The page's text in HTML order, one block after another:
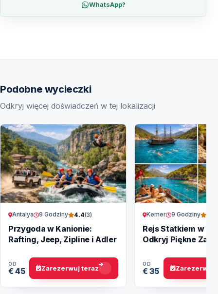
WhatsApp?
Podobne wycieczki
Odkryj więcej doświadczeń w tej lokalizacji
Antalya 9 Godziny 4.4(3)
Przygoda w Kanionie:
Rafting, Jeep, Zipline i Adler
OD
€ 45 Zarezerwuj teraz
Kemer 9 Godziny
Rejs Statkiem w
Odkryj Piękne
OD
€ 35 Zarezerwuj